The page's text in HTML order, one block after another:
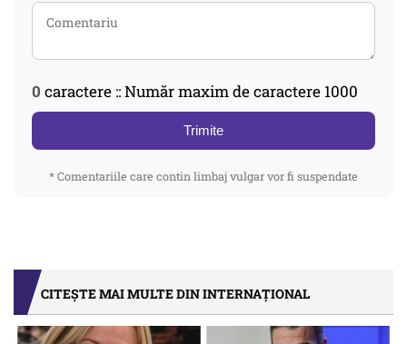
0 caractere :: Număr maxim de caractere 1000
Trimite
* Comentariile care contin limbaj vulgar vor fi suspendate
CITEȘTE MAI MULTE DIN INTERNAȚIONAL